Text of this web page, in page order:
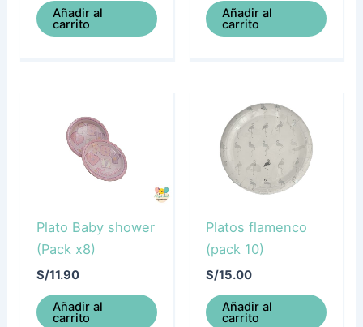
Añadir al
carrito
Añadir al
carrito
Plato Baby shower
(Pack x8)
S/11.90
Añadir al
carrito
Platos flamenco
(pack 10)
S/15.00
Añadir al
carrito